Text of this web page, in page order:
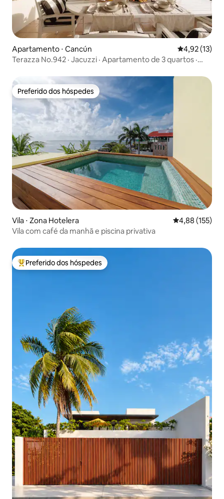
Apartamento ⋅ Cancún 4,92 de uma
4,92 (13)
Terazza No.942 · Jacuzzi · Apartamento de 3 quartos ·
Preferido dos hóspedes
Preferido dos hóspedes
Vila ⋅ Zona Hotelera 4,88 de uma
4,88 (155)
Vila com café da manhã e piscina privativa
Entre os melhores preferidos dos hóspedes
Preferido dos hóspedes